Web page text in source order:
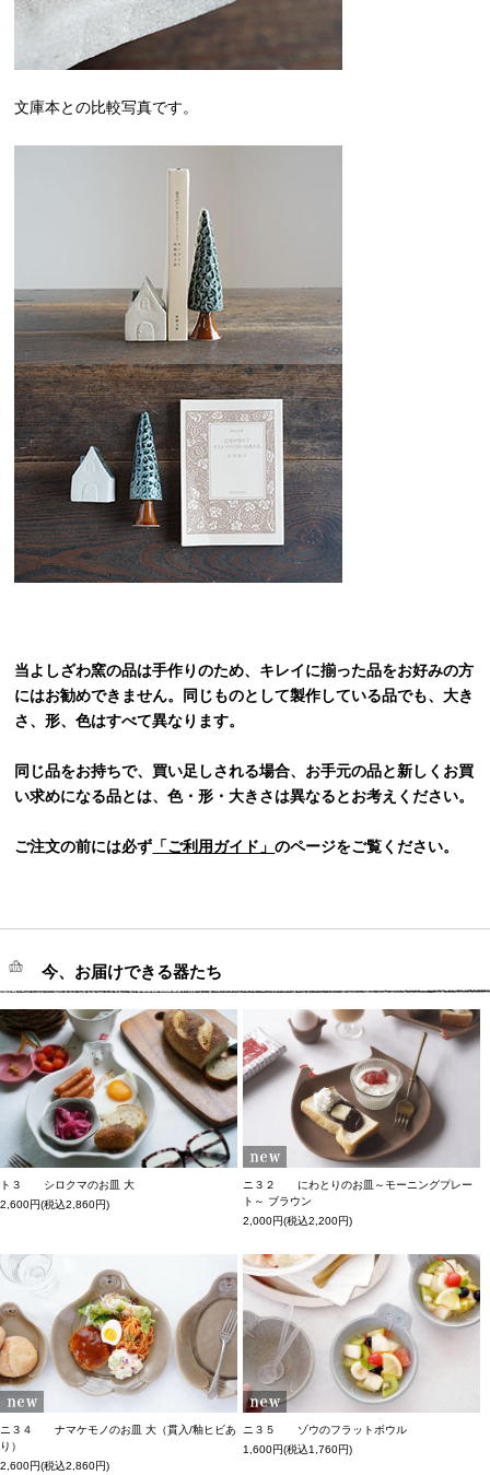
文庫本との比較写真です。
当よしざわ窯の品は手作りのため、キレイに揃った品をお好みの方
にはお勧めできません。同じものとして製作している品でも、大き
さ、形、色はすべて異なります。
同じ品をお持ちで、買い足しされる場合、お手元の品と新しくお買
い求めになる品とは、色・形・大きさは異なるとお考えください。
ご注文の前には必ず 「ご利用ガイド」のページをご覧ください。
今、お届けできる器たち
ト３ シロクマのお皿 大
2,600円(税込2,860円)
ニ３２ にわとりのお皿～モーニングプレー
ト～ ブラウン
2,000円(税込2,200円)
ニ３４ ナマケモノのお皿 大（貫入/釉ヒビあ
り）
2,600円(税込2,860円)
ニ３５ ゾウのフラットボウル
1,600円(税込1,760円)